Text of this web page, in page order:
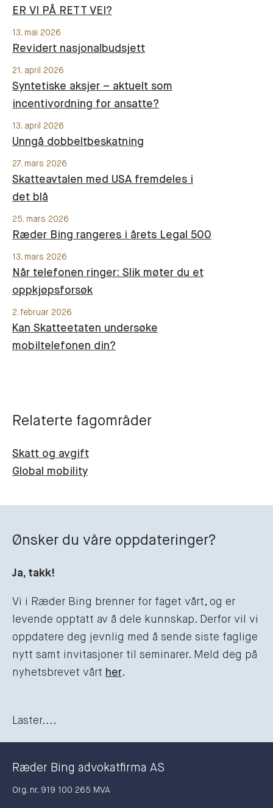
ER VI PÅ RETT VEI?
13. mai 2026
Revidert nasjonalbudsjett
21. april 2026
Syntetiske aksjer – aktuelt som
incentivordning for ansatte?
13. april 2026
Unngå dobbeltbeskatning
27. mars 2026
Skatteavtalen med USA fremdeles i
det blå
25. mars 2026
Ræder Bing rangeres i årets Legal 500
13. mars 2026
Når telefonen ringer: Slik møter du et
oppkjøpsforsøk
2. februar 2026
Kan Skatteetaten undersøke
mobiltelefonen din?
Relaterte fagområder
Skatt og avgift
Global mobility
Ønsker du våre oppdateringer?
Ja, takk!
Vi i Ræder Bing brenner for faget vårt, og er
levende opptatt av å dele kunnskap. Derfor vil vi
oppdatere deg jevnlig med å sende siste faglige
nytt samt invitasjoner til seminarer. Meld deg på
nyhetsbrevet vårt her.
Laster....
Ræder Bing advokatfirma AS
Org. nr. 919 100 265 MVA